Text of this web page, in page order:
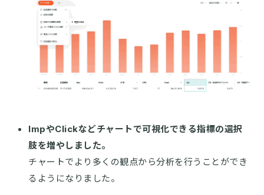
ImpやClickなどチャートで可視化できる指標の選択
肢を増やしました。
チャートでより多くの観点から分析を行うことができ
るようになりました。